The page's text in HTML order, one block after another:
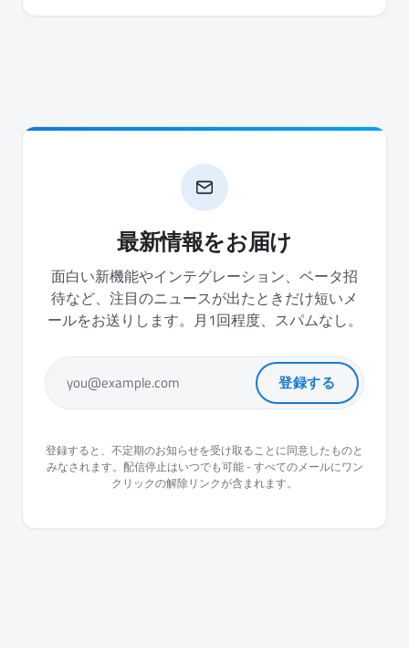
最新情報をお届け
面白い新機能やインテグレーション、ベータ招
待など、注目のニュースが出たときだけ短いメ
ールをお送りします。月1回程度、スパムなし。
you@example.com 登録する
登録すると、不定期のお知らせを受け取ることに同意したものと
みなされます。配信停止はいつでも可能 - すべてのメールにワン
クリックの解除リンクが含まれます。